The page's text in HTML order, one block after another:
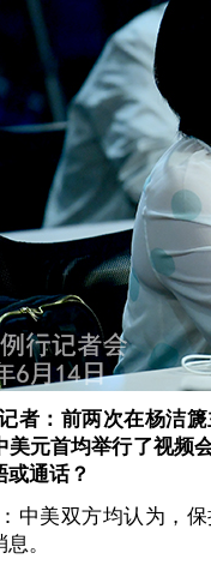
者：前两次在杨洁
美元首均举行了视频
或通话？
中美双方均认为，
。